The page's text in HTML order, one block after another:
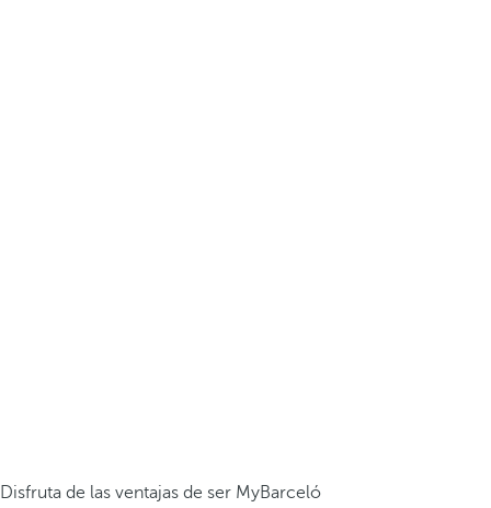
Disfruta de las ventajas de ser MyBarceló